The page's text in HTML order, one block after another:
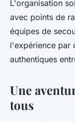
L'organisation
avec points de
équipes de
l'expérience par
authentiques
Une
tous